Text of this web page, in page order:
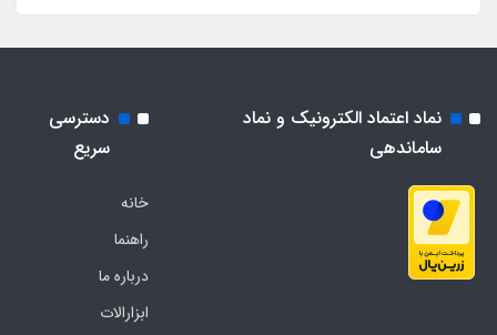
نماد اعتماد الکترونیک و نماد
ساماندهی
دسترسی
سریع
خانه
راهنما
درباره ما
ابزارالات